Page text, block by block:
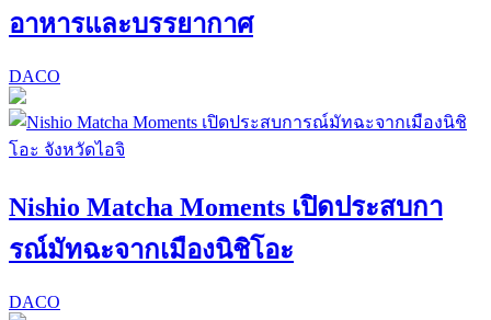
อาหารและบรรยากาศ
DACO
Nishio Matcha Moments เปิดประสบกา
รณ์มัทฉะจากเมืองนิชิโอะ
DACO